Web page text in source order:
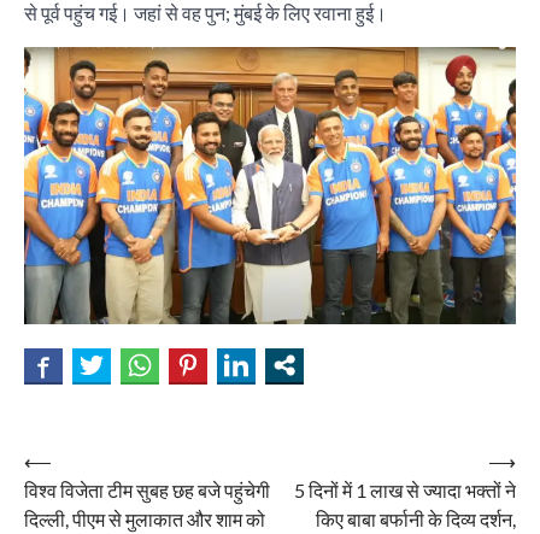
से पूर्व पहुंच गई। जहां से वह पुन; मुंबई के लिए रवाना हुई।
Post
navigation
⟵
विश्व विजेता टीम सुबह छह बजे पहुंचेगी
दिल्ली, पीएम से मुलाकात और शाम को
5 दिनों में 1 लाख से ज्यादा भक्तों ने
किए बाबा बर्फानी के दिव्य दर्शन,
⟶